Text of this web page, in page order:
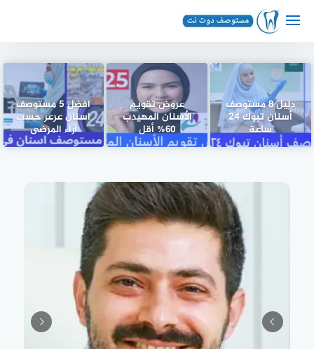
دليل 8 مستوصف
أسنان تبوك ٢٤
ساعة
عروض تقويم
الأسنان المهيدب
60% أقل
افضل 5 مستوصف
اسنان عرعر حسب
آراء المرضى